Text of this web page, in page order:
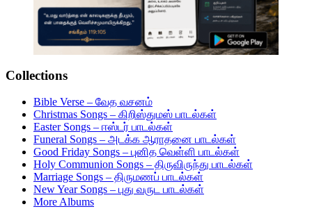
Collections
Bible Verse – வேத வசனம்
Christmas Songs – கிறிஸ்துமஸ் பாடல்கள்
Easter Songs – ஈஸ்டர் பாடல்கள்
Funeral Songs – அடக்க ஆராதனை பாடல்கள்
Good Friday Songs – புனித வெள்ளி பாடல்கள்
Holy Communion Songs – திருவிருந்து பாடல்கள்
Marriage Songs – திருமணப் பாடல்கள்
New Year Songs – புது வருட பாடல்கள்
More Albums